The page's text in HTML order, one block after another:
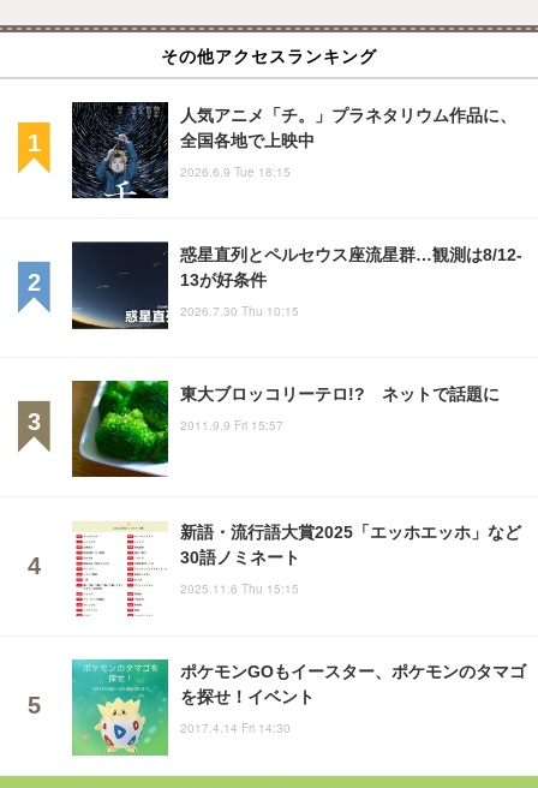
その他アクセスランキング
人気アニメ「チ。」プラネタリウム作品に、
全国各地で上映中
2026.6.9 Tue 18:15
惑星直列とペルセウス座流星群…観測は8/12-
13が好条件
2026.7.30 Thu 10:15
東大ブロッコリーテロ!? ネットで話題に
2011.9.9 Fri 15:57
新語・流行語大賞2025「エッホエッホ」など
30語ノミネート
2025.11.6 Thu 15:15
ポケモンGOもイースター、ポケモンのタマゴ
を探せ！イベント
2017.4.14 Fri 14:30